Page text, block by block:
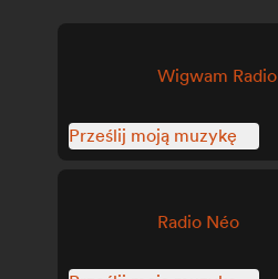
Wigwam Radio
Prześlij moją muzykę
Radio Néo